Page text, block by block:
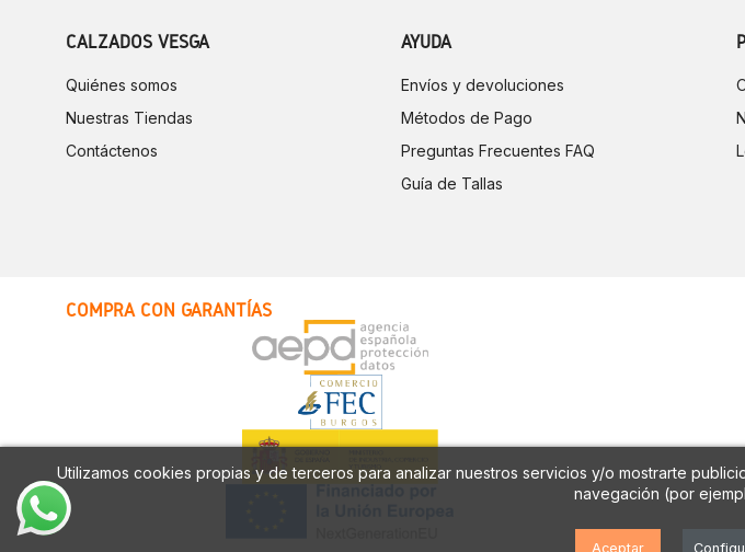
Utilizamos cookies propias y de terceros para analizar nuestros servicios y/o mostrarte
navegación (por
Aceptar
CALZADOS VESGA
Quiénes somos
Nuestras Tiendas
Contáctenos
AYUDA
Envíos y devoluciones
Métodos de Pago
Preguntas Frecuentes FAQ
Guía de Tallas
COMPRA CON GARANTÍAS